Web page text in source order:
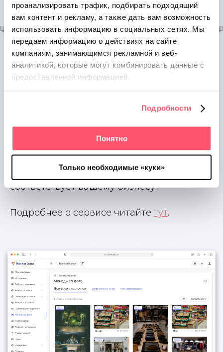
проанализировать трафик, подбирать подходящий
вам контент и рекламу, а также дать вам возможность
использовать информацию в социальных сетях. Мы
передаем информацию о действиях на сайте
компаниям, занимающимся рекламной и веб-
аналитикой, которые могут комбинировать данные с
предоставленной информацией.
Подробности
Понятно
Только необходимые «куки»
2
Сервис по управлению фотографиями в
карточках из единого кабинета,
контролируйте картинки, загруженные
на контент, который вредит или не
соответствует вашему бизнесу.
Подробнее о сервисе читайте тут.